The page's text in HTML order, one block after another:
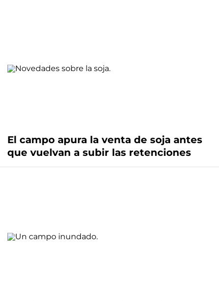
El campo apura la venta de soja antes
que vuelvan a subir las retenciones